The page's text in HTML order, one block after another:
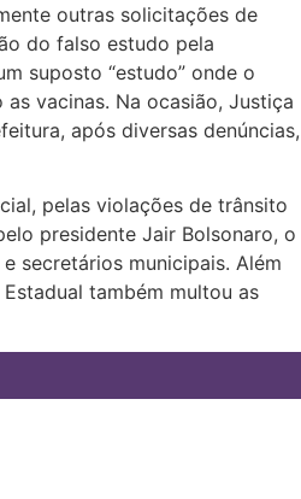
outras solicitações de
do falso estudo pela
suposto “estudo” onde o
vacinas. Na ocasião, Justiça
após diversas denúncias,
pelas violações de trânsito
presidente Jair Bolsonaro, o
secretários municipais. Além
também multou as